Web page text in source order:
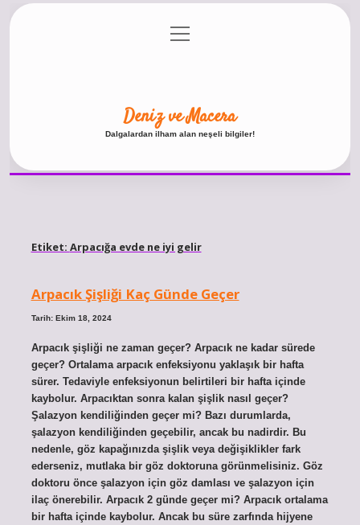
Gizlilik Politikası
menüyü
aç
Deniz ve Macera
Dalgalardan ilham alan neşeli bilgiler!
Etiket: Arpacığa evde ne iyi gelir
Arpacık Şişliği Kaç Günde Geçer
Tarih: Ekim 18, 2024
Arpacık şişliği ne zaman geçer? Arpacık ne kadar sürede
geçer? Ortalama arpacık enfeksiyonu yaklaşık bir hafta
sürer. Tedaviyle enfeksiyonun belirtileri bir hafta içinde
kaybolur. Arpacıktan sonra kalan şişlik nasıl geçer?
Şalazyon kendiliğinden geçer mi? Bazı durumlarda,
şalazyon kendiliğinden geçebilir, ancak bu nadirdir. Bu
nedenle, göz kapağınızda şişlik veya değişiklikler fark
ederseniz, mutlaka bir göz doktoruna görünmelisiniz. Göz
doktoru önce şalazyon için göz damlası ve şalazyon için
ilaç önerebilir. Arpacık 2 günde geçer mi? Arpacık ortalama
bir hafta içinde kaybolur. Ancak bu süre zarfında hijyene